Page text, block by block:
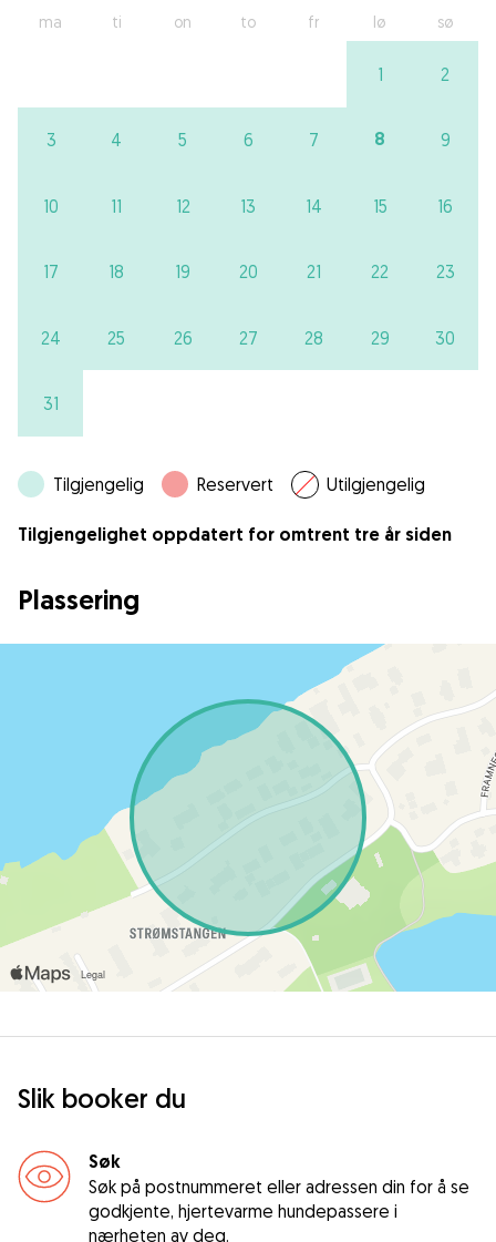
ma ti on to fr lø sø
1 2
3 4 5 6 7 8 9
10 11 12 13 14 15 16
17 18 19 20 21 22 23
24 25 26 27 28 29 30
31
Tilgjengelig Reservert Utilgjengelig
Tilgjengelighet oppdatert for omtrent tre år siden
Plassering
Slik booker du
Søk
Søk på postnummeret eller adressen din for å se
godkjente, hjertevarme hundepassere i
nærheten av deg.